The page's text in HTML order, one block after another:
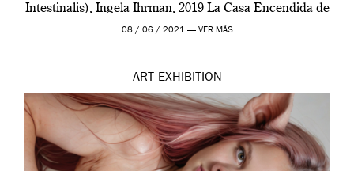
Intestinalis), Ingela Ihrman, 2019 La Casa Encendida de
Madrid y la Wellcome […]
08 / 06 / 2021 — VER MÁS
ART EXHIBITION